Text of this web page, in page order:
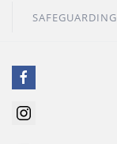
SAFEGUARDING